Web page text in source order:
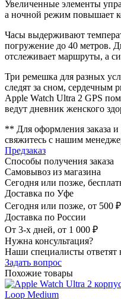
Увеличенные элементы
а ночной режим повышает
Часы выдерживают
погружение до 40 метров.
отслеживает маршруты, а
Три ремешка для разных
следят за сном, сердечным
Apple Watch Ultra 2 GPS
ведут дневник женского
** Для оформления заказа и
свяжитесь с нашим
Предзаказ
Способы получения заказа
Самовывоз из магазина
Сегодня или позже,
Доставка по Уфе
Сегодня или позже, от 500 ₽
Доставка по России
От 3-х дней, от 1 000 ₽
Нужна консультация?
Наши специалисты
Задать вопрос
Похожие товары